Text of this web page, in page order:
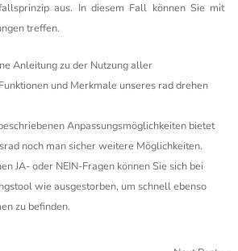
aus. In diesem Fall können Sie mit
treffen.
Anleitung zu der Nutzung aller
und Merkmale unseres rad drehen
Anpassungsmöglichkeiten bietet
noch man sicher weitere Möglichkeiten.
JA- oder NEIN-Fragen können Sie sich bei
wie ausgestorben, um schnell ebenso
zu befinden.